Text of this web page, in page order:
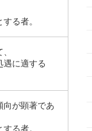
る者。
遇に適する
向が顕著であ
る者。